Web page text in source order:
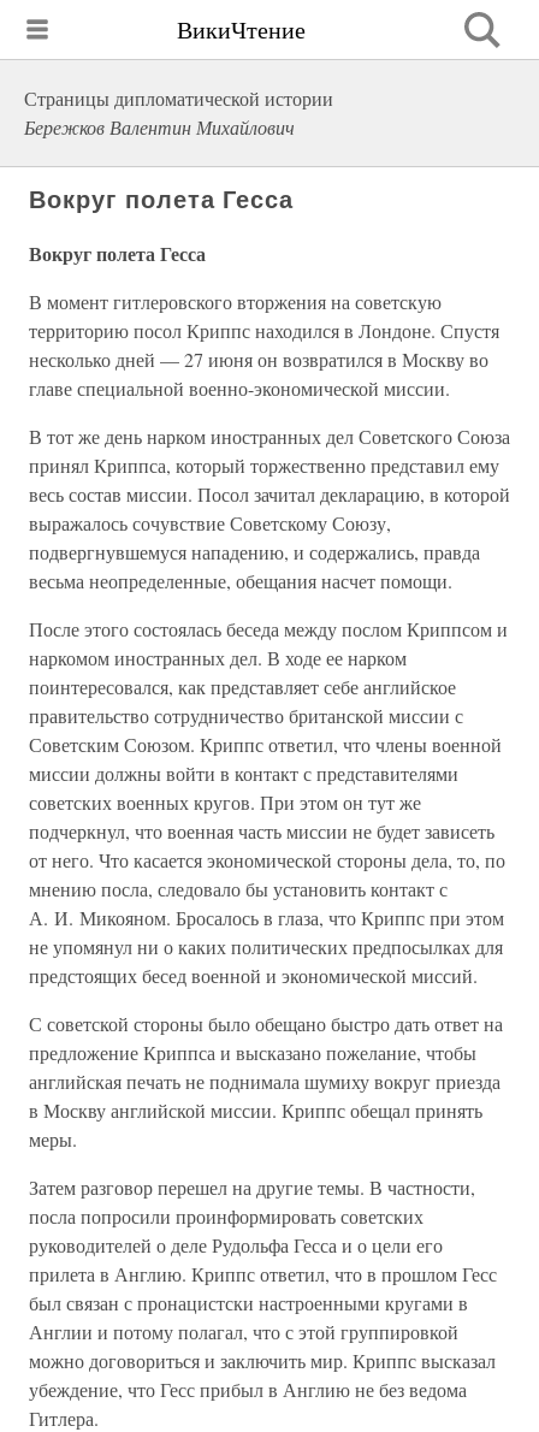
ВикиЧтение
Страницы дипломатической истории
Бережков Валентин Михайлович
Вокруг полета Гесса
Вокруг полета Гесса
В момент гитлеровского вторжения на советскую
территорию посол Криппс находился в Лондоне. Спустя
несколько дней — 27 июня он возвратился в Москву во
главе специальной военно-экономической миссии.
В тот же день нарком иностранных дел Советского Союза
принял Криппса, который торжественно представил ему
весь состав миссии. Посол зачитал декларацию, в которой
выражалось сочувствие Советскому Союзу,
подвергнувшемуся нападению, и содержались, правда
весьма неопределенные, обещания насчет помощи.
После этого состоялась беседа между послом Криппсом и
наркомом иностранных дел. В ходе ее нарком
поинтересовался, как представляет себе английское
правительство сотрудничество британской миссии с
Советским Союзом. Криппс ответил, что члены военной
миссии должны войти в контакт с представителями
советских военных кругов. При этом он тут же
подчеркнул, что военная часть миссии не будет зависеть
от него. Что касается экономической стороны дела, то, по
мнению посла, следовало бы установить контакт с
А. И. Микояном. Бросалось в глаза, что Криппс при этом
не упомянул ни о каких политических предпосылках для
предстоящих бесед военной и экономической миссий.
С советской стороны было обещано быстро дать ответ на
предложение Криппса и высказано пожелание, чтобы
английская печать не поднимала шумиху вокруг приезда
в Москву английской миссии. Криппс обещал принять
меры.
Затем разговор перешел на другие темы. В частности,
посла попросили проинформировать советских
руководителей о деле Рудольфа Гесса и о цели его
прилета в Англию. Криппс ответил, что в прошлом Гесс
был связан с пронацистски настроенными кругами в
Англии и потому полагал, что с этой группировкой
можно договориться и заключить мир. Криппс высказал
убеждение, что Гесс прибыл в Англию не без ведома
Гитлера.